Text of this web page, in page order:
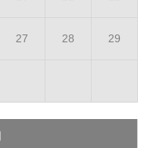
27 28 29